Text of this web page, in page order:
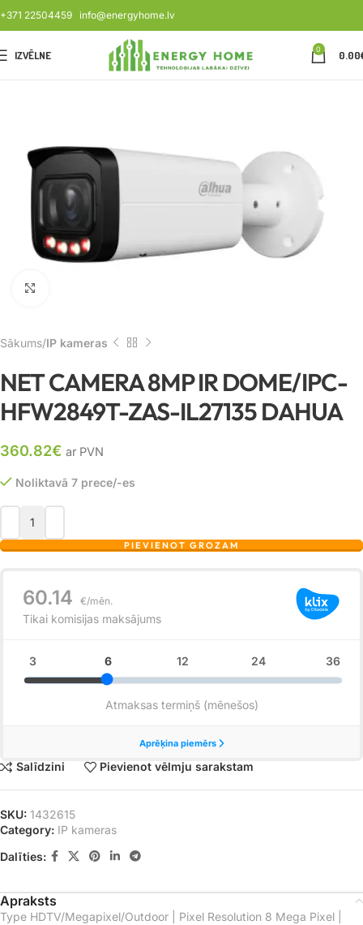
+371 22504459 info@energyhome.lv
IZVĒLNE 0 0.00
Sākums IP kameras
NET CAMERA 8MP IR DOME/IPC-
HFW2849T-ZAS-IL27135 DAHUA
360.82€ ar PVN
Noliktavā 7 prece/-es
PIEVIENOT GROZAM
Salīdzini Pievienot vēlmju sarakstam
SKU: 1432615
Category: IP kameras
Dalīties:
Apraksts
Type HDTV/Megapixel/Outdoor | Pixel Resolution 8 Mega Pixel |